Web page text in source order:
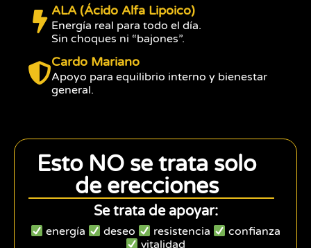
ALA (Ácido Alfa Lipoico)
Energía real para todo el día.
Sin choques ni “bajones”.
Cardo Mariano
Apoyo para equilibrio interno y bienestar
general.
Esto NO se trata solo
de erecciones
Se trata de apoyar:
energía deseo resistencia
confianza
vitalidad